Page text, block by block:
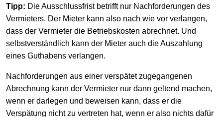
Tipp: Die Ausschlussfrist betrifft nur Nachforderungen des
Vermieters. Der Mieter kann also nach wie vor verlangen,
dass der Vermieter die Betriebskosten abrechnet. Und
selbstverständlich kann der Mieter auch die Auszahlung
eines Guthabens verlangen.
Nachforderungen aus einer verspätet zugegangenen
Abrechnung kann der Vermieter nur dann geltend machen,
wenn er darlegen und beweisen kann, dass er die
Verspätung nicht zu vertreten hat, wenn er also nichts dafür